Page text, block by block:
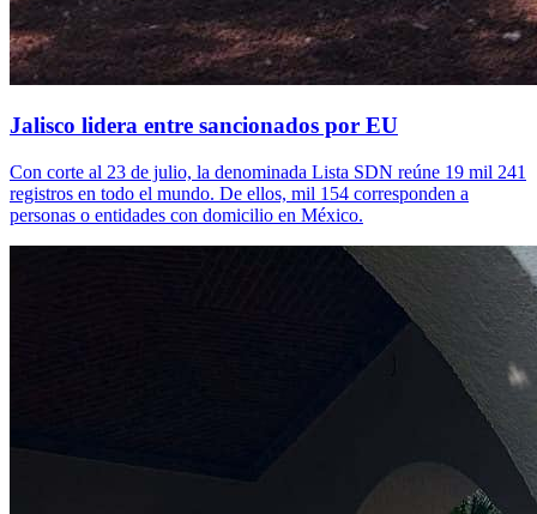
Jalisco lidera entre sancionados por EU
Con corte al 23 de julio, la denominada Lista SDN reúne 19 mil 241
registros en todo el mundo. De ellos, mil 154 corresponden a
personas o entidades con domicilio en México.